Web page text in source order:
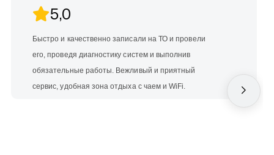
5,0
Быстро и качественно записали на ТО и провели
его, проведя диагностику систем и выполнив
обязательные работы. Вежливый и приятный
сервис, удобная зона отдыха с чаем и WiFi.